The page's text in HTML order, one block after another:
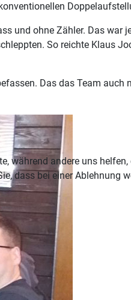
und ohne Zähler. Das war
So reichte Klaus
Das das Team auch
während andere uns
dass bei einer